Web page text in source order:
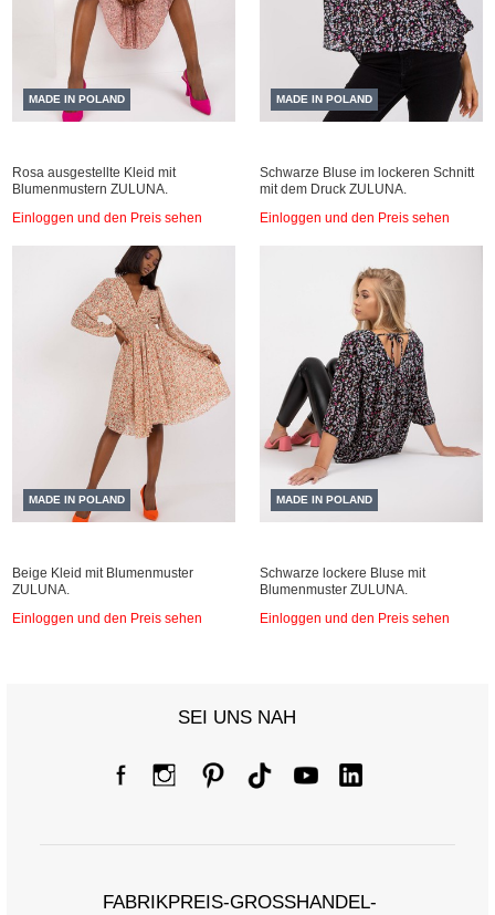
MADE IN POLAND
Rosa ausgestellte Kleid mit
Blumenmustern ZULUNA.
Einloggen und den Preis sehen
MADE IN POLAND
Schwarze Bluse im lockeren Schnitt
mit dem Druck ZULUNA.
Einloggen und den Preis sehen
MADE IN POLAND
Beige Kleid mit Blumenmuster
ZULUNA.
Einloggen und den Preis sehen
MADE IN POLAND
Schwarze lockere Bluse mit
Blumenmuster ZULUNA.
Einloggen und den Preis sehen
SEI UNS NAH
FABRIKPREIS-GROSSHANDEL-K